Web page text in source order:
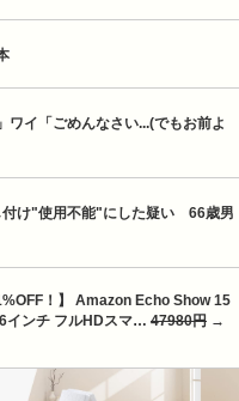
イ「ごめんなさい...(でもお前よ
け"使用不能"にした疑い　66歳男
！】 Amazon Echo Show 15
インチ フルHDスマ… 47980円 →